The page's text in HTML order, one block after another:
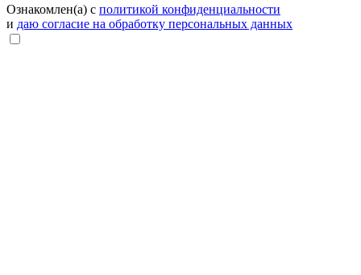
Ознакомлен(а) с политикой конфиденциальности
и даю согласие на обработку персональных данных